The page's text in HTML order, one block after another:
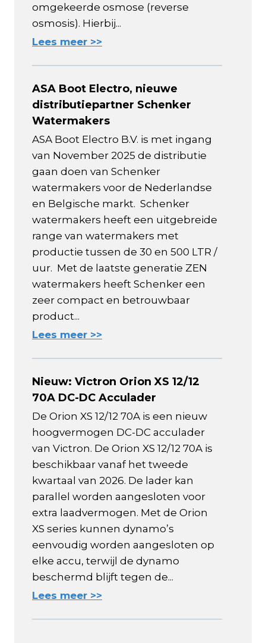
omgekeerde osmose (reverse
osmosis). Hierbij...
Lees meer >>
ASA Boot Electro, nieuwe
distributiepartner Schenker
Watermakers
ASA Boot Electro B.V. is met ingang
van November 2025 de distributie
gaan doen van Schenker
watermakers voor de Nederlandse
en Belgische markt. Schenker
watermakers heeft een uitgebreide
range van watermakers met
productie tussen de 30 en 500 LTR /
uur. Met de laatste generatie ZEN
watermakers heeft Schenker een
zeer compact en betrouwbaar
product...
Lees meer >>
Nieuw: Victron Orion XS 12/12
70A DC-DC Acculader
De Orion XS 12/12 70A is een nieuw
hoogvermogen DC-DC acculader
van Victron. De Orion XS 12/12 70A is
beschikbaar vanaf het tweede
kwartaal van 2026. De lader kan
parallel worden aangesloten voor
extra laadvermogen. Met de Orion
XS series kunnen dynamo’s
eenvoudig worden aangesloten op
elke accu, terwijl de dynamo
beschermd blijft tegen de...
Lees meer >>